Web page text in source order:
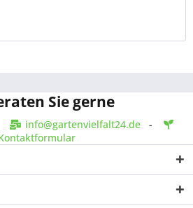
Sie gerne
info@gartenvielfalt24.de-